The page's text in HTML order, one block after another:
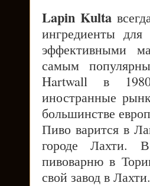
Lapin Kulta
ингредиенты
эффективными
самым
Hartwall в
иностранные
большинстве
Пиво варится в
городе Лахти.
пивоварню в
свой завод в Лахти.